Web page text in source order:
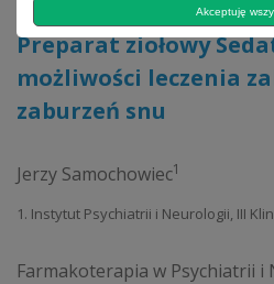
Artykuł poglądowy
Preparat ziołowy
możliwości leczenia
zaburzeń snu
Jerzy Samochowiec1
1. Instytut Psychiatrii i Neurologii, III
Farmakoterapia w Psychiatrii i
Akceptuję